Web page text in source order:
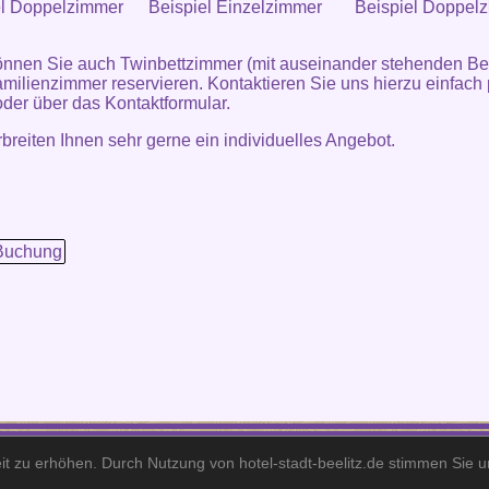
zu erhöhen. Durch Nutzung von hotel-stadt-beelitz.de stimmen Sie
Doppelzimmer Beispiel Einzelzimmer Beispiel
Sie auch Twinbettzimmer (mit auseinander stehenden
reservieren. Kontaktieren Sie uns hierzu einfach
über das Kontaktformular.
Ihnen sehr gerne ein individuelles Angebot.
Telefon: +49 (0)33204 - 4770 · Fax: +49 (0)33204 - 47711 · E-Mail: info@hotel-stadt-beelitz.de